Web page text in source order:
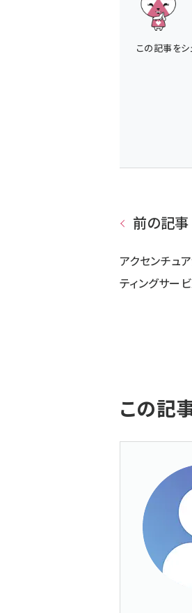
この記事をシ
前の記事
アクセンチュ
ティングサー
この記